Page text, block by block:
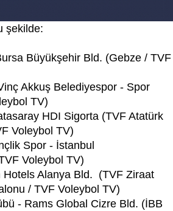
şekilde:
Büyükşehir Bld. (Gebze / TVF
Akkuş Belediyespor - Spor
TV)
HDI Sigorta (TVF Atatürk
Voleybol TV)
Spor - İstanbul
Voleybol TV)
Hotels Alanya Bld. (TVF Ziraat
/ TVF Voleybol TV)
- Rams Global Cizre Bld. (İBB